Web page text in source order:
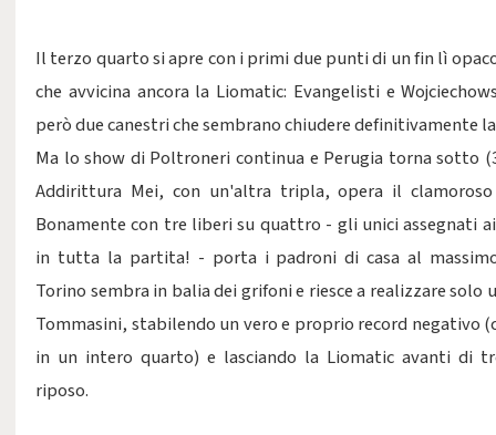
Il terzo quarto si apre con i primi due punti di un fin lì
che avvicina ancora la Liomatic: Evangelisti e
però due canestri che sembrano chiudere definitivamente
Ma lo show di Poltroneri continua e Perugia torna sotto
Addirittura Mei, con un'altra tripla, opera il clamoroso
Bonamente con tre liberi su quattro - gli unici assegnati
in tutta la partita! - porta i padroni di casa al
Torino sembra in balia dei grifoni e riesce a realizzare solo
Tommasini, stabilendo un vero e proprio record negativo
in un intero quarto) e lasciando la Liomatic avanti di
riposo.